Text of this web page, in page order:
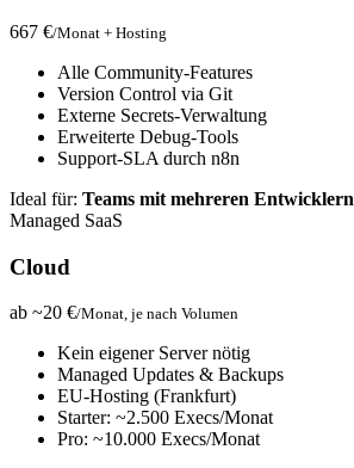
667 €/Monat + Hosting
Alle Community-Features
Version Control via Git
Externe Secrets-Verwaltung
Erweiterte Debug-Tools
Support-SLA durch n8n
Ideal für: Teams mit mehreren Entwicklern
Managed SaaS
Cloud
ab ~20 €/Monat, je nach Volumen
Kein eigener Server nötig
Managed Updates & Backups
EU-Hosting (Frankfurt)
Starter: ~2.500 Execs/Monat
Pro: ~10.000 Execs/Monat